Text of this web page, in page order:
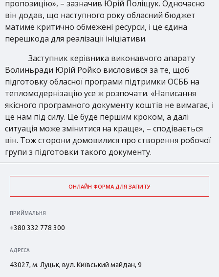
пропозицію», – зазначив Юрій Поліщук. Одночасно
він додав, що наступного року обласний бюджет
матиме критично обмежені ресурси, і це єдина
перешкода для реалізації ініціативи.
Заступник керівника виконавчого апарату
Волиньради Юрій Ройко висловився за те, щоб
підготовку обласної програми підтримки ОСББ на
тепломодернізацію усе ж розпочати. «Написання
якісного програмного документу коштів не вимагає, і
це нам під силу. Це буде першим кроком, а далі
ситуація може змінитися на краще», – сподівається
він. Тож сторони домовилися про створення робочої
групи з підготовки такого документу.
ОНЛАЙН ФОРМА ДЛЯ ЗАПИТУ
ПРИЙМАЛЬНЯ
+380 332 778 300
АДРЕСА
43027, м. Луцьк, вул. Київський майдан, 9